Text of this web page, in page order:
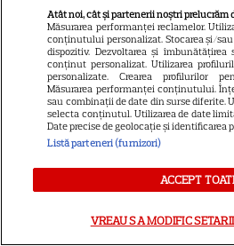
9
„Diavolul
Prada 2”.
actrițele
VEDETE
Tom
după
Atât noi, cât și partenerii noștri prelucrăm
Măsurarea performanței reclamelor.
conținutului personalizat. Stocarea și/
dispozitiv. Dezvoltarea și îmbunătățirea
conținut personalizat. Utilizarea
personalizate. Crearea profilurilor
Măsurarea performanței conținutului.
sau combinații de date din surse diferite.
selecta conținutul. Utilizarea de date
Date precise de geolocație și identificarea
Listă parteneri (furnizori)
ACCEPT
VREAU SA MODIFIC